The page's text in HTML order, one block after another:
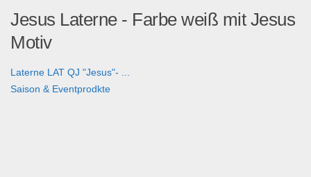
Jesus Laterne - Farbe weiß mit Jesus
Motiv
Laterne LAT QJ "Jesus"- ...
Saison & Eventprodkte